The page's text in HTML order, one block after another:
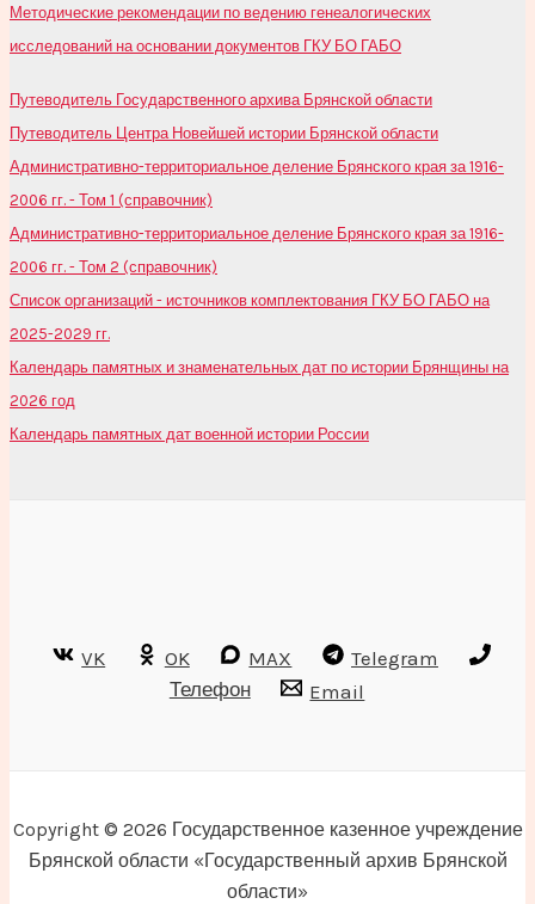
Методические рекомендации по ведению генеалогических
исследований на основании документов ГКУ БО ГАБО
Путеводитель Государственного архива Брянской области
Путеводитель Центра Новейшей истории Брянской области
Административно-территориальное деление Брянского края за 1916-
2006 гг. - Том 1 (справочник)
Административно-территориальное деление Брянского края за 1916-
2006 гг. - Том 2 (справочник)
Список организаций - источников комплектования ГКУ БО ГАБО на
2025-2029 гг.
Календарь памятных и знаменательных дат по истории Брянщины на
2026 год
Календарь памятных дат военной истории России
VK OK MAX
Telegram
Телефон
Email
Copyright © 2026 Государственное казенное учреждение
Брянской области «Государственный архив Брянской
области»